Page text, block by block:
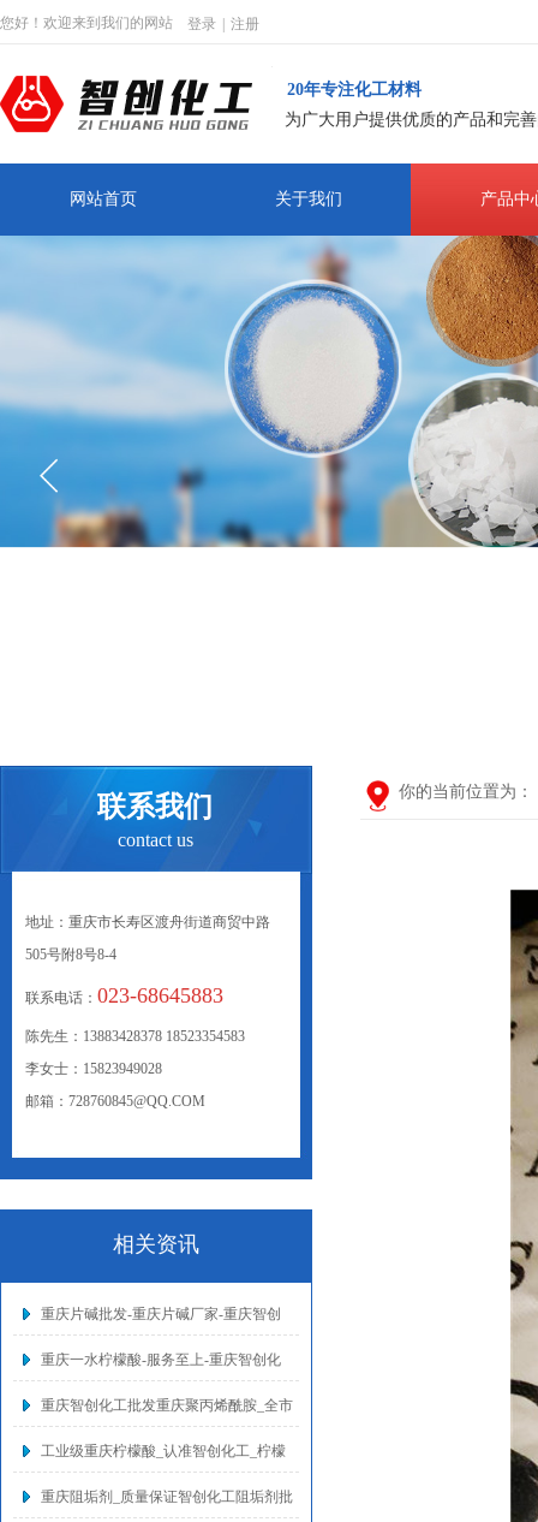
登录 注册
您好！欢迎来到我们的网站
20年专注化工材料
为广大用户提供优质的产品和完
网站首页 关于我们 产品中
你的当前位置为：
联系我们
contact us
地址：重庆市长寿区渡舟街道商贸中路
505号附8号8-4
联系电话： 023-68645883
陈先生：13883428378 18523354583
李女士：15823949028
邮箱：728760845@QQ.COM
相关资讯
重庆片碱批发-重庆片碱厂家-重庆智创
重庆一水柠檬酸-服务至上-重庆智创化
重庆智创化工批发重庆聚丙烯酰胺_全市
工业级重庆柠檬酸_认准智创化工_柠檬
重庆阻垢剂_质量保证智创化工阻垢剂批